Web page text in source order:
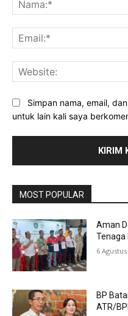
Simpan nama, email,
untuk lain kali saya
MOST POPULAR
Aman
Tenaga
6
BP
ATR/